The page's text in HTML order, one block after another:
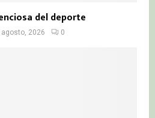
del deporte
agosto, 2026 0